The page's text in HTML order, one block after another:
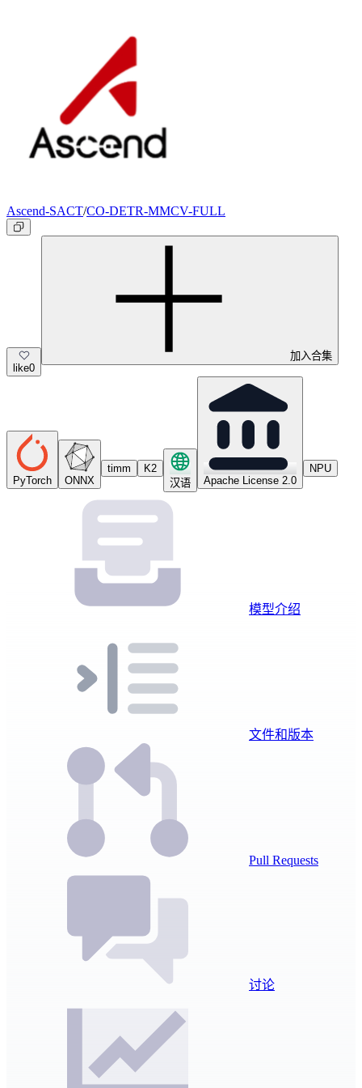
Ascend-SACT/CO-DETR-MMCV-FULL
like0
加入合集
PyTorch ONNX
timm
K2
汉语
Apache License 2.0
NPU
模型介绍
文件和版本
Pull Requests
讨论